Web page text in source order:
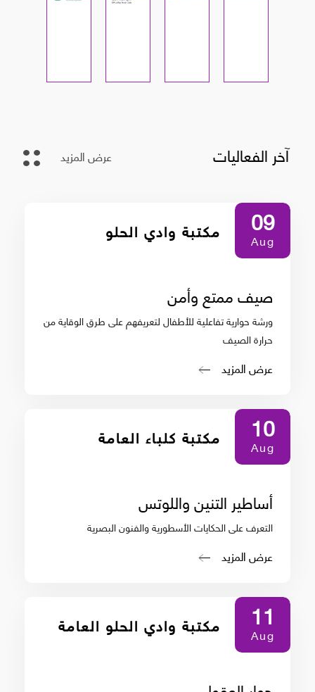
آخر الفعاليات عرض المزيد
09
Aug مكتبة وادي الحلو
صيف ممتع وأمن
ورشة حوارية تفاعلية للأطفال لتعريفهم على طرق الوقاية من
حرارة الصيف
عرض المزيد
10
Aug مكتبة كلباء العامة
أساطير التنين واللوتس
التعرف على الحكايات الأسطورية والفنون البصرية
عرض المزيد
11
Aug مكتبة وادي الحلو العامة